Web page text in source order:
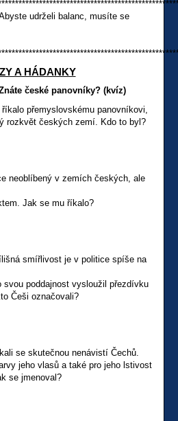
udrželi balanc, musíte se
A HÁDANKY
české panovníky? (kvíz)
říkalo přemyslovskému panovníkovi,
rozkvět českých zemí. Kdo to byl?
neoblíbený v zemích českých, ale
Jak se mu říkalo?
smířlivost je v politice spíše na
poddajnost vysloužil přezdívku
Češi označovali?
se skutečnou nenávistí Čechů.
jeho vlasů a také pro jeho lstivost
se jmenoval?